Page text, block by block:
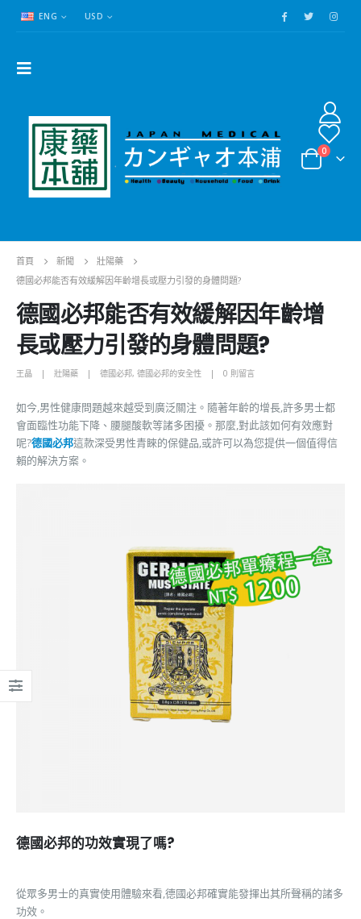
ENG USD
0
首頁 新聞
壯陽藥
德國必邦能否有效緩解因年齡增長或壓力引發的身體問題?
德國必邦能否有效緩解因年齡增
長或壓力引發的身體問題?
王晶 壯陽藥 德國必邦, 德國必邦的安全性 0 則留言
如今,男性健康問題越來越受到廣泛關注。隨著年齡的增長,許多男士都
會面臨性功能下降、腰腿酸軟等諸多困擾。那麼,對此該如何有效應對
呢?德國必邦這款深受男性青睞的保健品,或許可以為您提供一個值得信
賴的解決方案。
德國必邦的功效實現了嗎?
從眾多男士的真實使用體驗來看,德國必邦確實能發揮出其所聲稱的諸多
功效。